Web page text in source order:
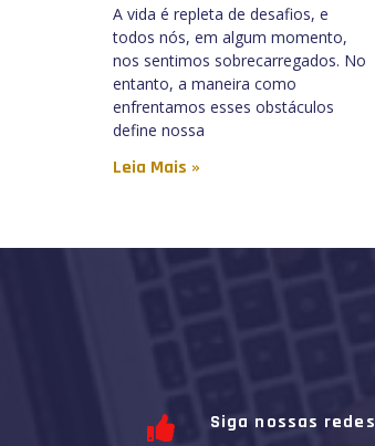
A vida é repleta de desafios, e
todos nós, em algum momento,
nos sentimos sobrecarregados. No
entanto, a maneira como
enfrentamos esses obstáculos
define nossa
Leia Mais »
Siga nossas